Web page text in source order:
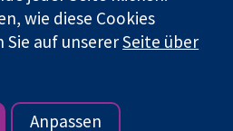
Collaboration
wie diese Cookies
auf unsererSeite über
Anpassen